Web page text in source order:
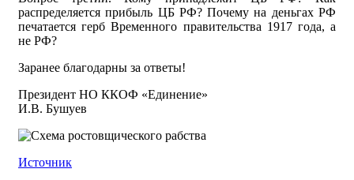
распределяется прибыль ЦБ РФ? Почему на деньгах РФ
печатается герб Временного правительства 1917 года, а
не РФ?
Заранее благодарны за ответы!
Президент НО ККОФ «Единение»
И.В. Бушуев
Источник